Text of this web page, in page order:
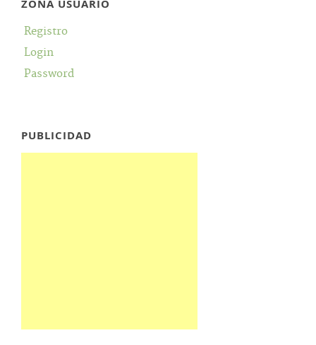
ZONA USUARIO
Registro
Login
Password
PUBLICIDAD